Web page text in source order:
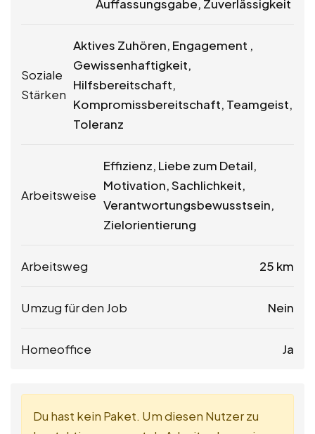
Auffassungsgabe, Zuverlässigkeit
Soziale
Stärken
Aktives Zuhören, Engagement ,
Gewissenhaftigkeit,
Hilfsbereitschaft,
Kompromissbereitschaft, Teamgeist,
Toleranz
Arbeitsweise
Effizienz, Liebe zum Detail,
Motivation, Sachlichkeit,
Verantwortungsbewusstsein,
Zielorientierung
Arbeitsweg 25 km
Umzug für den Job Nein
Homeoffice Ja
Du hast kein Paket. Um diesen Nutzer zu